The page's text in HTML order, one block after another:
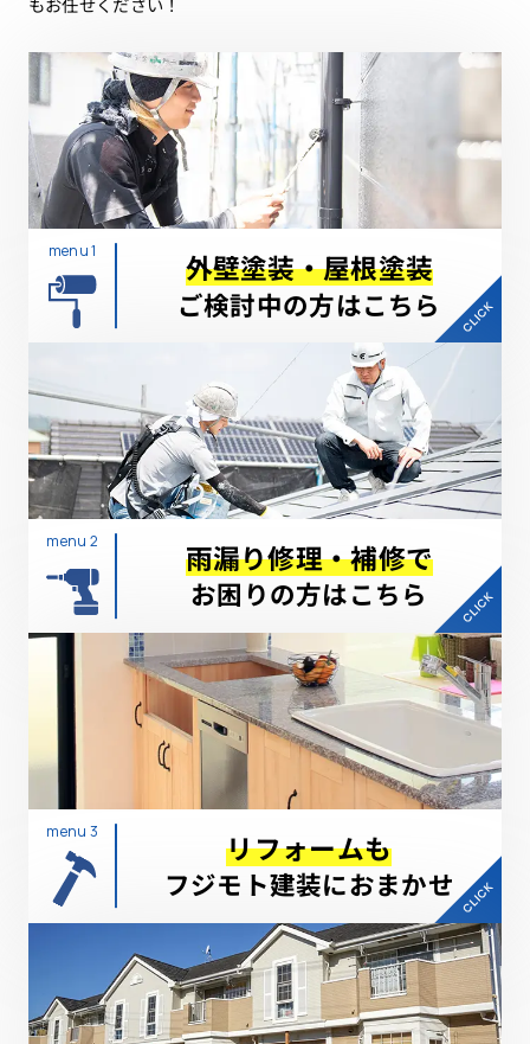
menu 1 外壁塗装・屋根塗装
ご検討中の方はこちら
menu 2 雨漏り修理・補修で
お困りの方はこちら
menu 3 リフォームも
フジモト建装におまかせ